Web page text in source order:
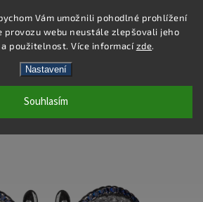
Vám umožnili pohodlné prohlížení
provozu webu neustále zlepšovali jeho
použitelnost. Více informacízde.
Nastavení
Souhlasím
Hledat
AG 925/1000